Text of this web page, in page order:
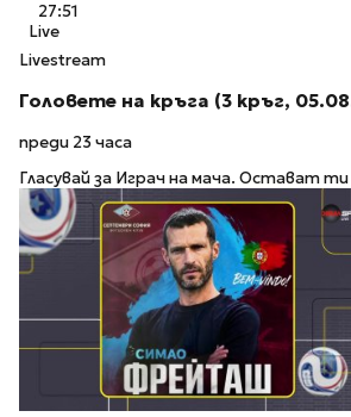
27:51
Live
Livestream
Головете на кръга (3 кръг,
преди 23 часа
Гласувай за Играч на мача. Остават